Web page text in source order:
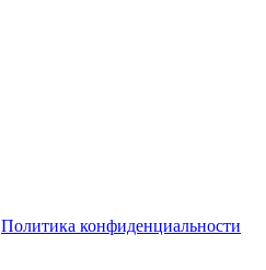
Политика конфиденциальности